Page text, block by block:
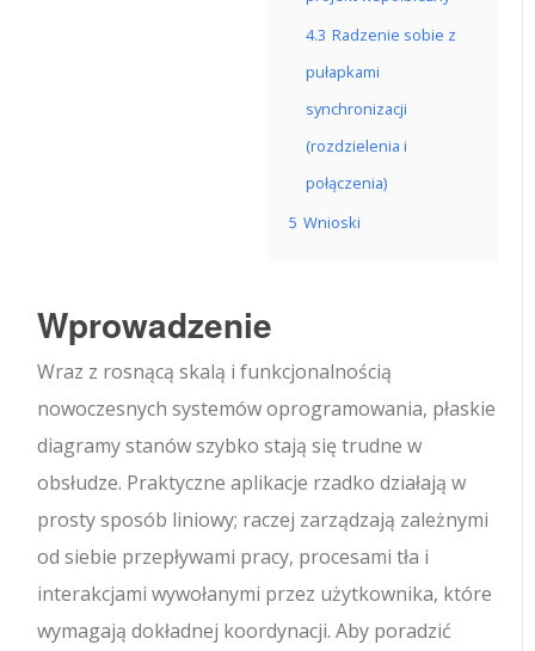
4.3 Radzenie sobie z
pułapkami
synchronizacji
(rozdzielenia i
połączenia)
5 Wnioski
Wprowadzenie
Wraz z rosnącą skalą i funkcjonalnością
nowoczesnych systemów oprogramowania, płaskie
diagramy stanów szybko stają się trudne w
obsłudze. Praktyczne aplikacje rzadko działają w
prosty sposób liniowy; raczej zarządzają zależnymi
od siebie przepływami pracy, procesami tła i
interakcjami wywołanymi przez użytkownika, które
wymagają dokładnej koordynacji. Aby poradzić